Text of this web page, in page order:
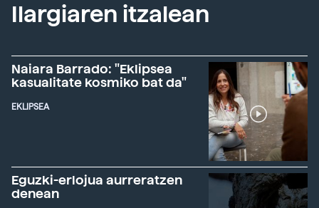
Ilargiaren itzalean
Naiara Barrado: "Eklipsea
kasualitate kosmiko bat da"
EKLIPSEA
Eguzki-erlojua aurreratzen
denean